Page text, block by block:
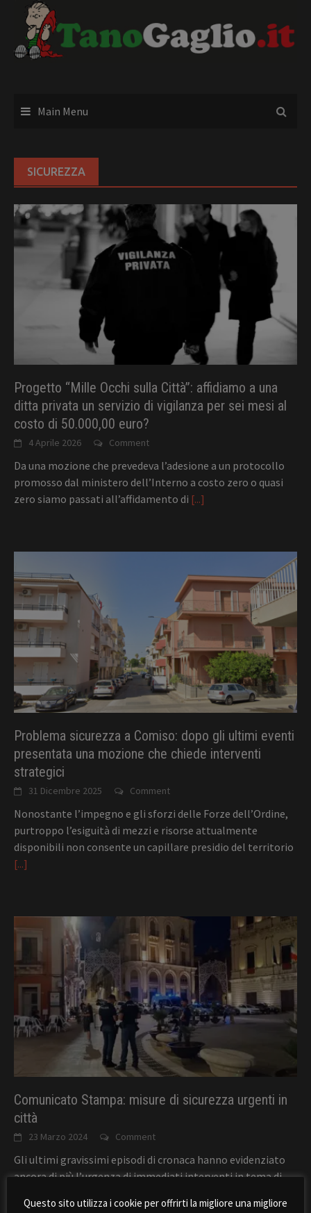
content
Main Menu
SICUREZZA
Progetto “Mille Occhi sulla Città”: affidiamo a una
ditta privata un servizio di vigilanza per sei mesi al
costo di 50.000,00 euro?
4 Aprile 2026 Comment
Da una mozione che prevedeva l’adesione a un protocollo
promosso dal ministero dell’Interno a costo zero o quasi
zero siamo passati all’affidamento di [...]
Problema sicurezza a Comiso: dopo gli ultimi eventi
presentata una mozione che chiede interventi
strategici
31 Dicembre 2025 Comment
Nonostante l’impegno e gli sforzi delle Forze dell’Ordine,
purtroppo l’esiguità di mezzi e risorse attualmente
disponibili non consente un capillare presidio del territorio
[...]
Comunicato Stampa: misure di sicurezza urgenti in
città
23 Marzo 2024 Comment
Gli ultimi gravissimi episodi di cronaca hanno evidenziato
ancora di più l’urgenza di immediati interventi in tema di
Questo sito utilizza i cookie per offrirti la migliore una migliore